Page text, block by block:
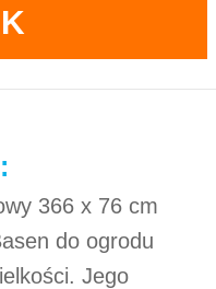
366 x 76 cm
do ogrodu
Jego